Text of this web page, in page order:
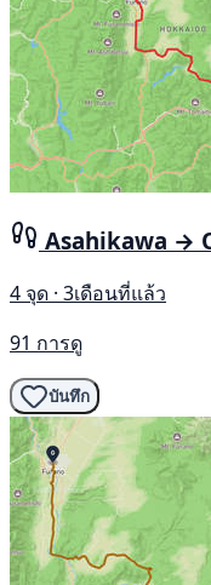
Asahikawa →
4 จุด · 3เดือนที่แล้ว
91 การดู
บันทึก